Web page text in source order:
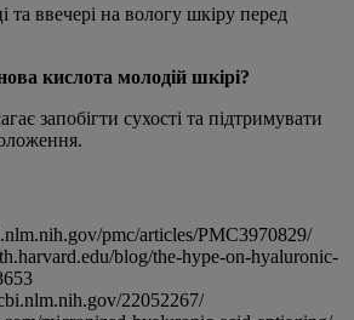
ввечері на вологу шкіру перед
кислота молодій шкірі?
запобігти сухості та підтримувати
pmc/articles/PMC3970829/
blog/the-hype-on-hyaluronic-
22052267/